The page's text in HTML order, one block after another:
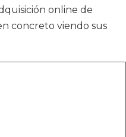
online de
concreto viendo sus